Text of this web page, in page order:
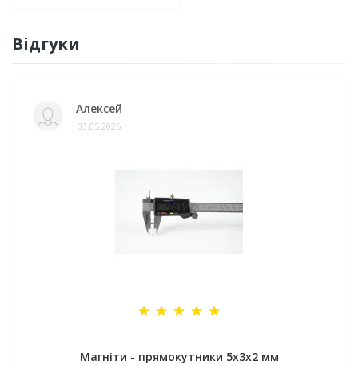
Відгуки
Алексей
03.05.2026
Магніти - прямокутники 5x3x2 мм